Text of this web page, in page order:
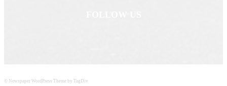
© Newspaper WordPress Theme by TagDiv